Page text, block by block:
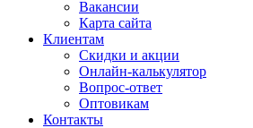
Вакансии
Карта сайта
Клиентам
Скидки и акции
Онлайн-калькулятор
Вопрос-ответ
Оптовикам
Контакты